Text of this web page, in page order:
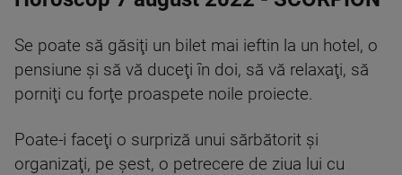
Se poate să găsiţi un bilet mai ieftin la un hotel, o
pensiune şi să vă duceţi în doi, să vă relaxaţi, să
porniţi cu forţe proaspete noile proiecte.
Poate-i faceţi o surpriză unui sărbătorit şi
organizaţi, pe şest, o petrecere de ziua lui cu